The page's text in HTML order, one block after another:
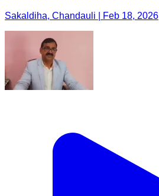
Sakaldiha, Chandauli | Feb 18, 2026